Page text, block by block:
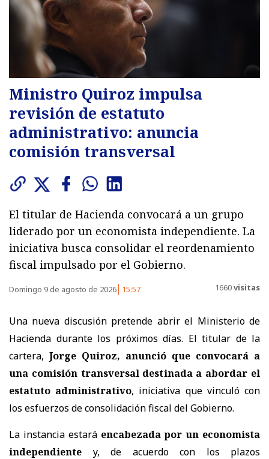
Ministro Quiroz impulsa
revisión de estatuto
administrativo: anuncia
comisión transversal
El titular de Hacienda convocará a un grupo
liderado por un economista independiente. La
iniciativa busca consolidar el reordenamiento
fiscal impulsado por el Gobierno.
Domingo 9 de agosto de 2026 15:57 1660visitas
Una nueva discusión pretende abrir el Ministerio de
Hacienda durante los próximos días. El titular de la
cartera, Jorge Quiroz, anunció que convocará a
una comisión transversal destinada a abordar el
estatuto administrativo, iniciativa que vinculó con
los esfuerzos de consolidación fiscal del Gobierno.
La instancia estará encabezada por un economista
independiente y, de acuerdo con los plazos